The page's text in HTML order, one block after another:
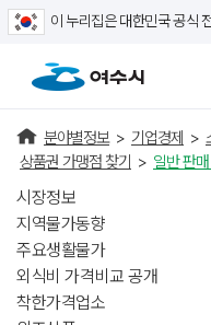
이 누리집은 대한민국 공식
분야별정보 > 기업경제 >
상품권 가맹점 찾기
> 일반 판
시장정보
지역물가동향
주요생활물가
외식비 가격비교 공개
착한가격업소